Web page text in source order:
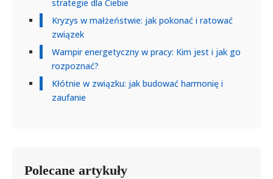
strategie dla Ciebie
Kryzys w małżeństwie: jak pokonać i ratować
związek
Wampir energetyczny w pracy: Kim jest i jak go
rozpoznać?
Kłótnie w związku: jak budować harmonię i
zaufanie
Polecane artykuły